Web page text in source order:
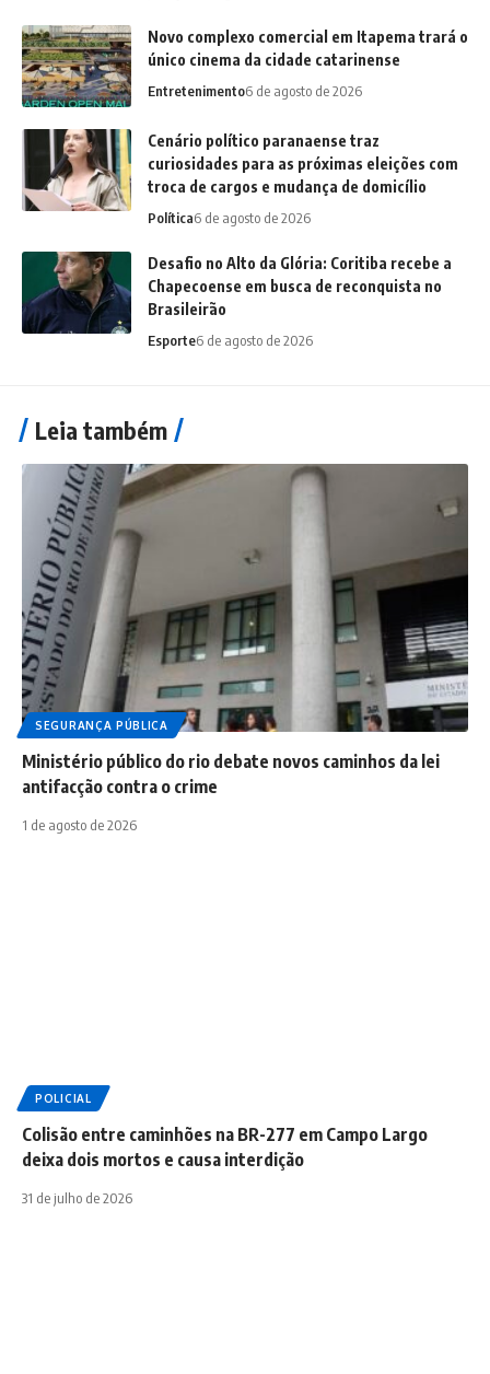
Novo complexo comercial em Itapema trará o
único cinema da cidade catarinense
Entretenimento6 de agosto de 2026
Cenário político paranaense traz
curiosidades para as próximas eleições com
troca de cargos e mudança de domicílio
Política6 de agosto de 2026
Desafio no Alto da Glória: Coritiba recebe a
Chapecoense em busca de reconquista no
Brasileirão
Esporte6 de agosto de 2026
Leia também
SEGURANÇA PÚBLICA
Ministério público do rio debate novos caminhos da lei
antifacção contra o crime
1 de agosto de 2026
POLICIAL
Colisão entre caminhões na BR-277 em Campo Largo
deixa dois mortos e causa interdição
31 de julho de 2026